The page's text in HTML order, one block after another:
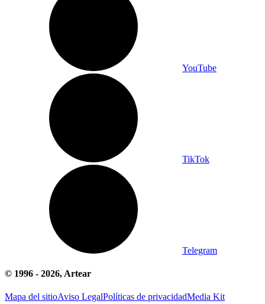
YouTube
TikTok
Telegram
© 1996 - 2026, Artear
Mapa del sitioAviso LegalPolíticas de privacidadMedia Kit